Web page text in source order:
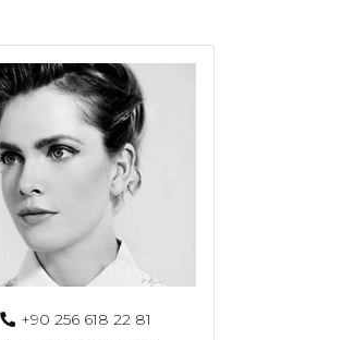
+90 256 618 22 81